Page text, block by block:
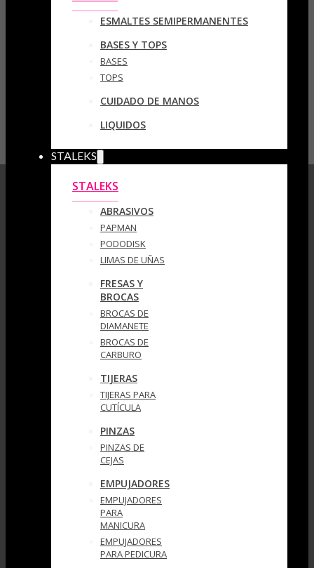
ESMALTES SEMIPERMANENTES
BASES Y TOPS
BASES
TOPS
CUIDADO DE MANOS
LIQUIDOS
STALEKS
STALEKS
ABRASIVOS
PAPMAN
PODODISK
LIMAS DE UÑAS
FRESAS Y
BROCAS
BROCAS DE
DIAMANETE
BROCAS DE
CARBURO
TIJERAS
TIJERAS PARA
CUTÍCULA
PINZAS
PINZAS DE
CEJAS
EMPUJADORES
EMPUJADORES
PARA
MANICURA
EMPUJADORES
PARA PEDICURA